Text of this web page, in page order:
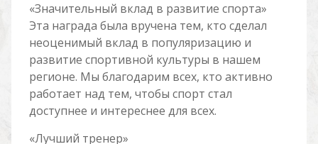
«Значительный вклад в развитие спорта»
Эта награда была вручена тем, кто сделал
неоценимый вклад в популяризацию и
развитие спортивной культуры в нашем
регионе. Мы благодарим всех, кто активно
работает над тем, чтобы спорт стал
доступнее и интереснее для всех.
«Лучший тренер»